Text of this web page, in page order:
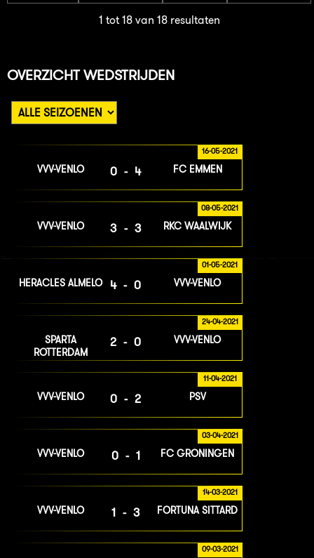
1 tot 18 van 18 resultaten
OVERZICHT WEDSTRIJDEN
16-05-2021
VVV-VENLO 0-4 FC EMMEN
08-05-2021
VVV-VENLO 3-3 RKC WAALWIJK
01-05-2021
HERACLES ALMELO 4-0 VVV-VENLO
24-04-2021
SPARTA
ROTTERDAM
2-0 VVV-VENLO
11-04-2021
VVV-VENLO 0-2 PSV
03-04-2021
VVV-VENLO 0-1 FC GRONINGEN
14-03-2021
VVV-VENLO 1-3 FORTUNA SITTARD
09-03-2021